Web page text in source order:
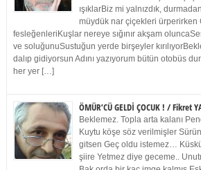
ışıklarBiz mi yalnızdık,
müydük nar çiçekleri ürperirken
fesleğenleriKuşlar nereye sığınır akşam
ve soluğunuSustuğun yerde birşeyler
dalıp gidiyorsun Adını yazıyorum bütün otobüs
her yer […]
ÖMÜR’CÜ GELDİ ÇOCUK ! / Fikret
Beklemez. Topla arta kalanı
Kuytu köşe söz verilmişler
gitsen Geç oldu istemez…
şiire Yetmez diye geceme..